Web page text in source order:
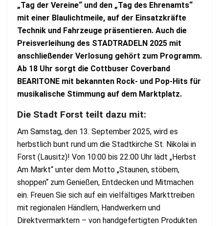
„Tag der Vereine“ und den „Tag des Ehrenamts“
mit einer Blaulichtmeile, auf der Einsatzkräfte
Technik und Fahrzeuge präsentieren. Auch die
Preisverleihung des STADTRADELN 2025 mit
anschließender Verlosung gehört zum Programm.
Ab 18 Uhr sorgt die Cottbuser Coverband
BEARITONE mit bekannten Rock- und Pop-Hits für
musikalische Stimmung auf dem Marktplatz.
Die Stadt Forst teilt dazu mit:
Am Samstag, den 13. September 2025, wird es
herbstlich bunt rund um die Stadtkirche St. Nikolai in
Forst (Lausitz)! Von 10:00 bis 22:00 Uhr lädt „Herbst
Am Markt“ unter dem Motto „Staunen, stöbern,
shoppen“ zum Genießen, Entdecken und Mitmachen
ein. Freuen Sie sich auf ein vielfältiges Markttreiben
mit regionalen Händlern, Handwerkern und
Direktvermarktern – von handgefertigten Produkten